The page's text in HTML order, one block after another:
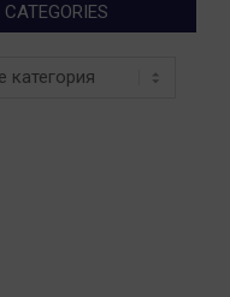
CATEGORIES